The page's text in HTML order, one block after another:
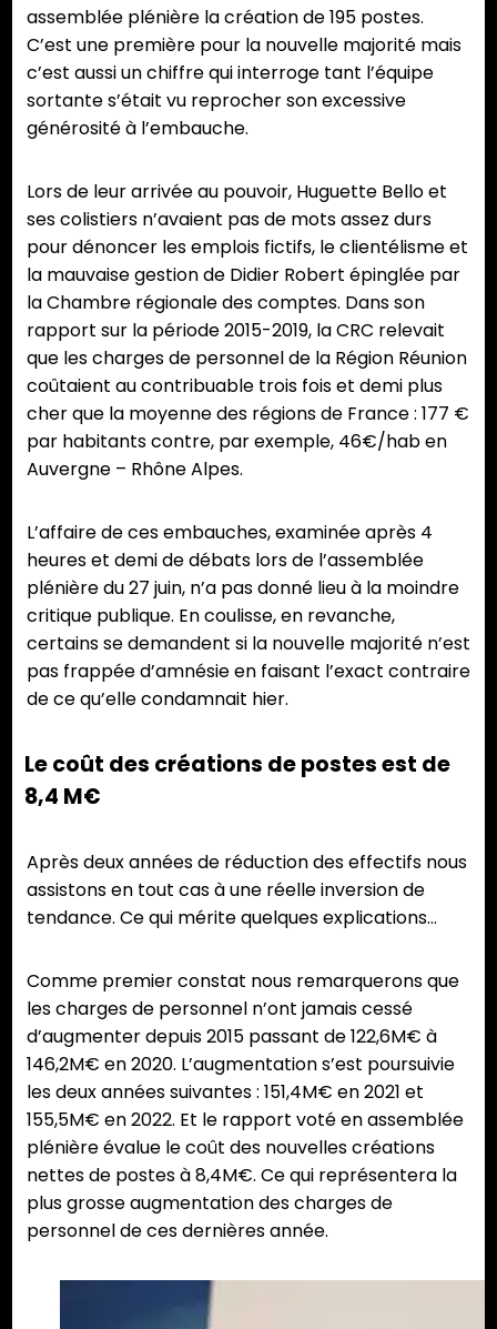
assemblée plénière la création de 195 postes.
C’est une première pour la nouvelle majorité mais
c’est aussi un chiffre qui interroge tant l’équipe
sortante s’était vu reprocher son excessive
générosité à l’embauche.
Lors de leur arrivée au pouvoir, Huguette Bello et
ses colistiers n’avaient pas de mots assez durs
pour dénoncer les emplois fictifs, le clientélisme et
la mauvaise gestion de Didier Robert épinglée par
la Chambre régionale des comptes. Dans son
rapport sur la période 2015-2019, la CRC relevait
que les charges de personnel de la Région Réunion
coûtaient au contribuable trois fois et demi plus
cher que la moyenne des régions de France : 177 €
par habitants contre, par exemple, 46€/hab en
Auvergne – Rhône Alpes.
L’affaire de ces embauches, examinée après 4
heures et demi de débats lors de l’assemblée
plénière du 27 juin, n’a pas donné lieu à la moindre
critique publique. En coulisse, en revanche,
certains se demandent si la nouvelle majorité n’est
pas frappée d’amnésie en faisant l’exact contraire
de ce qu’elle condamnait hier.
Le coût des créations de postes est de
8,4 M€
Après deux années de réduction des effectifs nous
assistons en tout cas à une réelle inversion de
tendance. Ce qui mérite quelques explications…
Comme premier constat nous remarquerons que
les charges de personnel n’ont jamais cessé
d’augmenter depuis 2015 passant de 122,6M€ à
146,2M€ en 2020. L’augmentation s’est poursuivie
les deux années suivantes : 151,4M€ en 2021 et
155,5M€ en 2022. Et le rapport voté en assemblée
plénière évalue le coût des nouvelles créations
nettes de postes à 8,4M€. Ce qui représentera la
plus grosse augmentation des charges de
personnel de ces dernières année.